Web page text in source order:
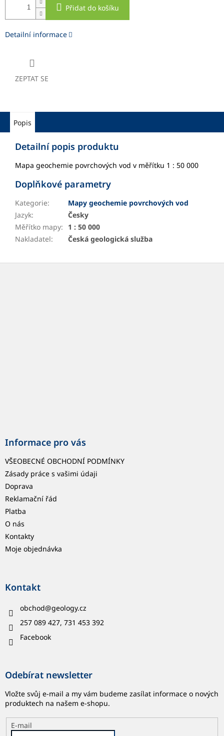
Přidat do košíku
Detailní informace
ZEPTAT SE
Popis
Detailní popis produktu
Mapa geochemie povrchových vod v měřítku 1 : 50 000
Doplňkové parametry
Kategorie:
Mapy geochemie povrchových vod
Jazyk:
Česky
Měřítko mapy:
1 : 50 000
Nakladatel: Česká geologická služba
Z
Informace pro vás
VŠEOBECNÉ OBCHODNÍ PODMÍNKY
Zásady práce s vašimi údaji
Doprava
Reklamační řád
Platba
O nás
Kontakty
Moje objednávka
Kontakt
obchod@geology.cz
257 089 427, 731 453 392
Facebook
Odebírat newsletter
Vložte svůj e-mail a my vám budeme zasílat informace o nových
produktech na našem e-shopu.
E-mail